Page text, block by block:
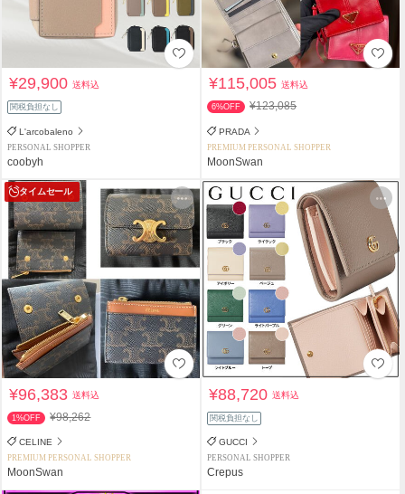
¥29,900送料込
関税負担なし
L'arcobaleno
PERSONAL SHOPPER
coobyh
¥115,005送料込
6%OFF ¥123,085
PRADA
PREMIUM PERSONAL SHOPPER
MoonSwan
タイムセール
¥96,383送料込
1%OFF ¥98,262
CELINE
PREMIUM PERSONAL SHOPPER
MoonSwan
¥88,720送料込
関税負担なし
GUCCI
PERSONAL SHOPPER
Crepus